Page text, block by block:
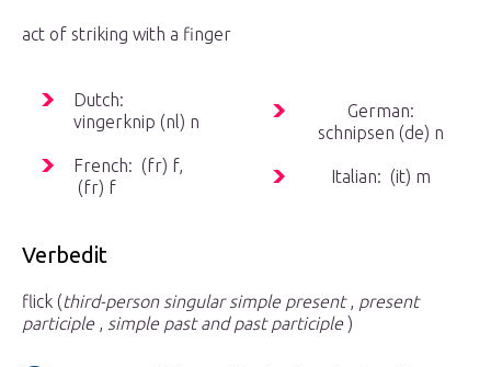
act of striking with a finger
Dutch:
vingerknip (nl) n
French: (fr) f,
(fr) f
German:
schnipsen (de) n
Italian: (it) m
Verbedit
flick (third-person singular simple present, present
participle, simple past and past participle)